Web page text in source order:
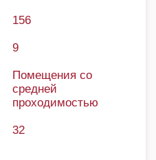
156
9
Помещения со
средней
проходимостью
32